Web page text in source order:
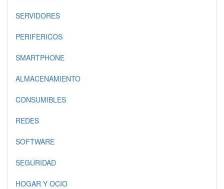
SERVIDORES
PERIFERICOS
SMARTPHONE
ALMACENAMIENTO
CONSUMIBLES
REDES
SOFTWARE
SEGURIDAD
HOGAR Y OCIO